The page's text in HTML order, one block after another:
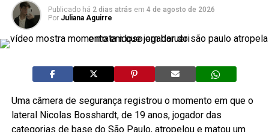
Publicado há 2 dias atrás em 4 de agosto de 2026
Por Juliana Aguirre
Uma câmera de segurança registrou o momento em que o
lateral Nicolas Bosshardt, de 19 anos, jogador das
categorias de base do São Paulo, atropelou e matou um